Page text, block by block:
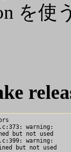
を使
warning:
but not used
warning:
but not used